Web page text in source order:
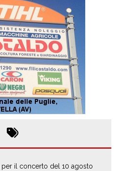
per il concerto del 10 agosto